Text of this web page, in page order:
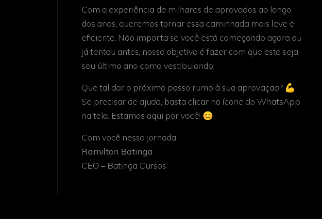
Com a experiência de milhares de aprovados ao longo
dos anos, queremos tornar essa caminhada mais leve e
eficiente. Não importa se você está começando agora ou
já tentou antes, nosso objetivo é fazer com que este seja
seu último ano como vestibulando.
Que tal dar o próximo passo rumo à sua aprovação? 💪
Se precisar de ajuda, basta clicar no ícone do WhatsApp
na tela. Estamos aqui por você! 😊
Com você nessa jornada,
Ramilton Batinga
CEO – Batinga Cursos